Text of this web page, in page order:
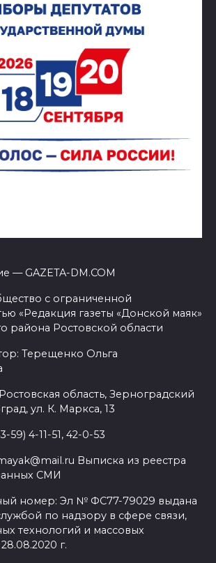
— GAZETA-DM.COM
с ограниченной
«Редакция газеты «Донской маяк»
района Ростовской области
Терещенко Ольга
область, Зерноградский
ул. К. Маркса, 13
59) 4-11-51, 42-0-53
Выписка из реестра
СМИ
номер: Эл № ФС77-79029 выдана
по надзору в сфере связи,
технологий и массовых
г.